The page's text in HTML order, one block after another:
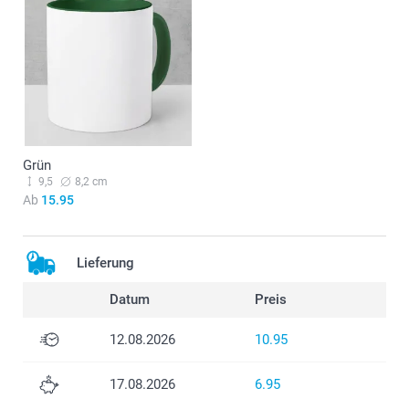
Grün
9,5 8,2 cm
Ab 15.95
Lieferung
Datum Preis
12.08.2026 10.95
17.08.2026 6.95